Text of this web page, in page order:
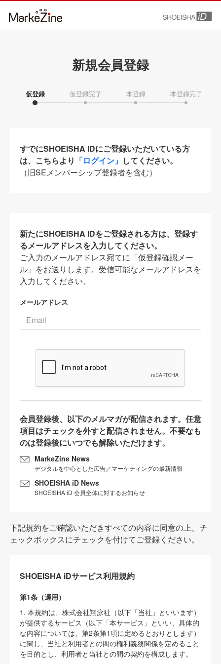
新規会員登録
仮登録 仮登録完了 本登録 本登録完了
すでにSHOEISHA iDにご登録いただいている方
は、こちらより 「ログイン」 してください。
（旧SEメンバーシップ登録者を含む）
新たにSHOEISHA iDをご登録される方は、登録す
るメールアドレスを入力してください。
ご入力のメールアドレス宛てに「仮登録確認メー
ル」をお送りします。受信可能なメールアドレスを
入力してください。
メールアドレス
会員登録後、以下のメルマガが配信されます。任意
項目はチェックを外すと配信されません。不要なも
のは登録後にいつでも解除いただけます。
MarkeZine News
デジタルを中心とした広告／マーケティングの最新情報
SHOEISHA iD News
SHOEISHA iD 会員全体に対するお知らせ
下記規約をご確認いただきすべての内容に同意の上、チ
ェックボックスにチェックを付けてご登録ください。
SHOEISHA iDサービス利用規約
第1条（適用）
1. 本規約は、株式会社翔泳社（以下「当社」といいます）
が提供するサービス（以下「本サービス」といい、具体的
な内容については、第2条第1項に定めるとおりとします）
に関し、当社と利用者との間の権利義務関係を定めること
を目的とし、利用者と当社との間の契約を構成します。